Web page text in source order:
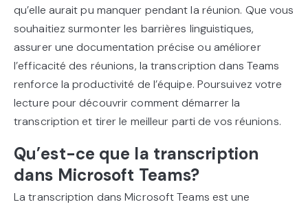
qu’elle aurait pu manquer pendant la réunion. Que vous
souhaitiez surmonter les barrières linguistiques,
assurer une documentation précise ou améliorer
l’efficacité des réunions, la transcription dans Teams
renforce la productivité de l’équipe. Poursuivez votre
lecture pour découvrir comment démarrer la
transcription et tirer le meilleur parti de vos réunions.
Qu’est-ce que la transcription
dans Microsoft Teams?
La transcription dans Microsoft Teams est une